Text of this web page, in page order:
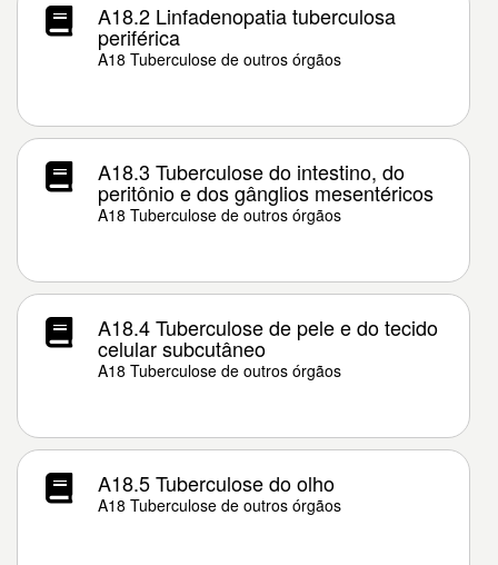
A18.2 Linfadenopatia tuberculosa
periférica
A18 Tuberculose de outros órgãos
A18.3 Tuberculose do intestino, do
peritônio e dos gânglios mesentéricos
A18 Tuberculose de outros órgãos
A18.4 Tuberculose de pele e do tecido
celular subcutâneo
A18 Tuberculose de outros órgãos
A18.5 Tuberculose do olho
A18 Tuberculose de outros órgãos